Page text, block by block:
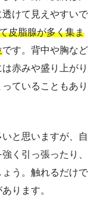
けて見えやすいで
皮脂腺が多く集ま
です。背中や胸など
赤みや盛り上がり
ていることもあり
と思いますが、自
く引っ張ったり、
う。触れるだけで
ります。